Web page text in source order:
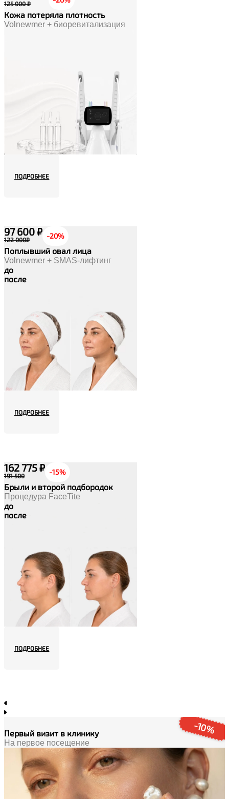
125 000 ₽
Кожа потеряла плотность
Volnewmer + биоревитализация
ПОДРОБНЕЕ
97 600 ₽
122 000₽ -20%
Поплывший овал лица
Volnewmer + SMAS-лифтинг
до
после
ПОДРОБНЕЕ
162 775 ₽
191 500 -15%
Брыли и второй подбородок
Процедура FaceTite
до
после
ПОДРОБНЕЕ
Первый визит в клинику
На первое посещение
-10%